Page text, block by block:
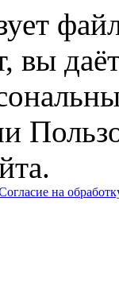
вы
на